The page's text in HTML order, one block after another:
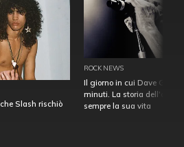
Slash rischiò
ROCK NEWS
Il giorno in cui Dave
minuti. La storia
sempre la sua vita